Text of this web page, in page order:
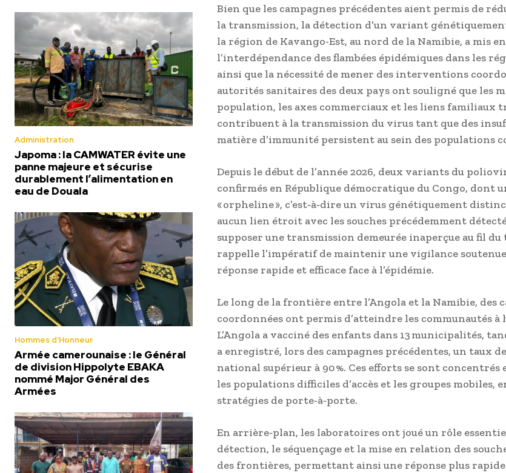
Administration
Japoma : la CAMWATER évite une
panne majeure et sécurise
durablement l’alimentation en
eau de Douala
Hommes d'Honneur
Armée camerounaise : le Général
de division Hippolyte EBAKA
nommé Major Général des
Armées
Bien que les campagnes précédentes aient permis de
la transmission, la détection d’un variant
la région de Kavango-Est, au nord de la Namibie, a mis
l’interdépendance des flambées épidémiques dans les
ainsi que la nécessité de mener des interventions
autorités sanitaires des deux pays ont souligné que les
population, les axes commerciaux et les liens familiaux
contribuent à la transmission du virus tant que des
matière d’immunité persistent au sein des populations
Depuis le début de l’année 2026, deux variants du
confirmés en République démocratique du Congo, dont
« orpheline », c’est‑à‑dire un virus génétiquement
aucun lien étroit avec les souches précédemment
supposer une transmission demeurée inaperçue au fil du
rappelle l’impératif de maintenir une vigilance soutenue
réponse rapide et efficace face à l’épidémie.
Le long de la frontière entre l’Angola et la Namibie, des
coordonnées ont permis d’atteindre les communautés à
L’Angola a vacciné des enfants dans 13 municipalités,
a enregistré, lors des campagnes précédentes, un taux
national supérieur à 90 %. Ces efforts se sont
les populations difficiles d’accès et les groupes mobiles,
stratégies de porte‑à‑porte.
En arrière‑plan, les laboratoires ont joué un rôle
détection, le séquençage et la mise en relation des
des frontières, permettant ainsi une réponse plus